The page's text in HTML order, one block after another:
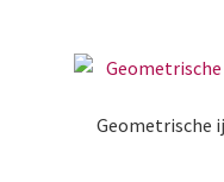
Geometrische